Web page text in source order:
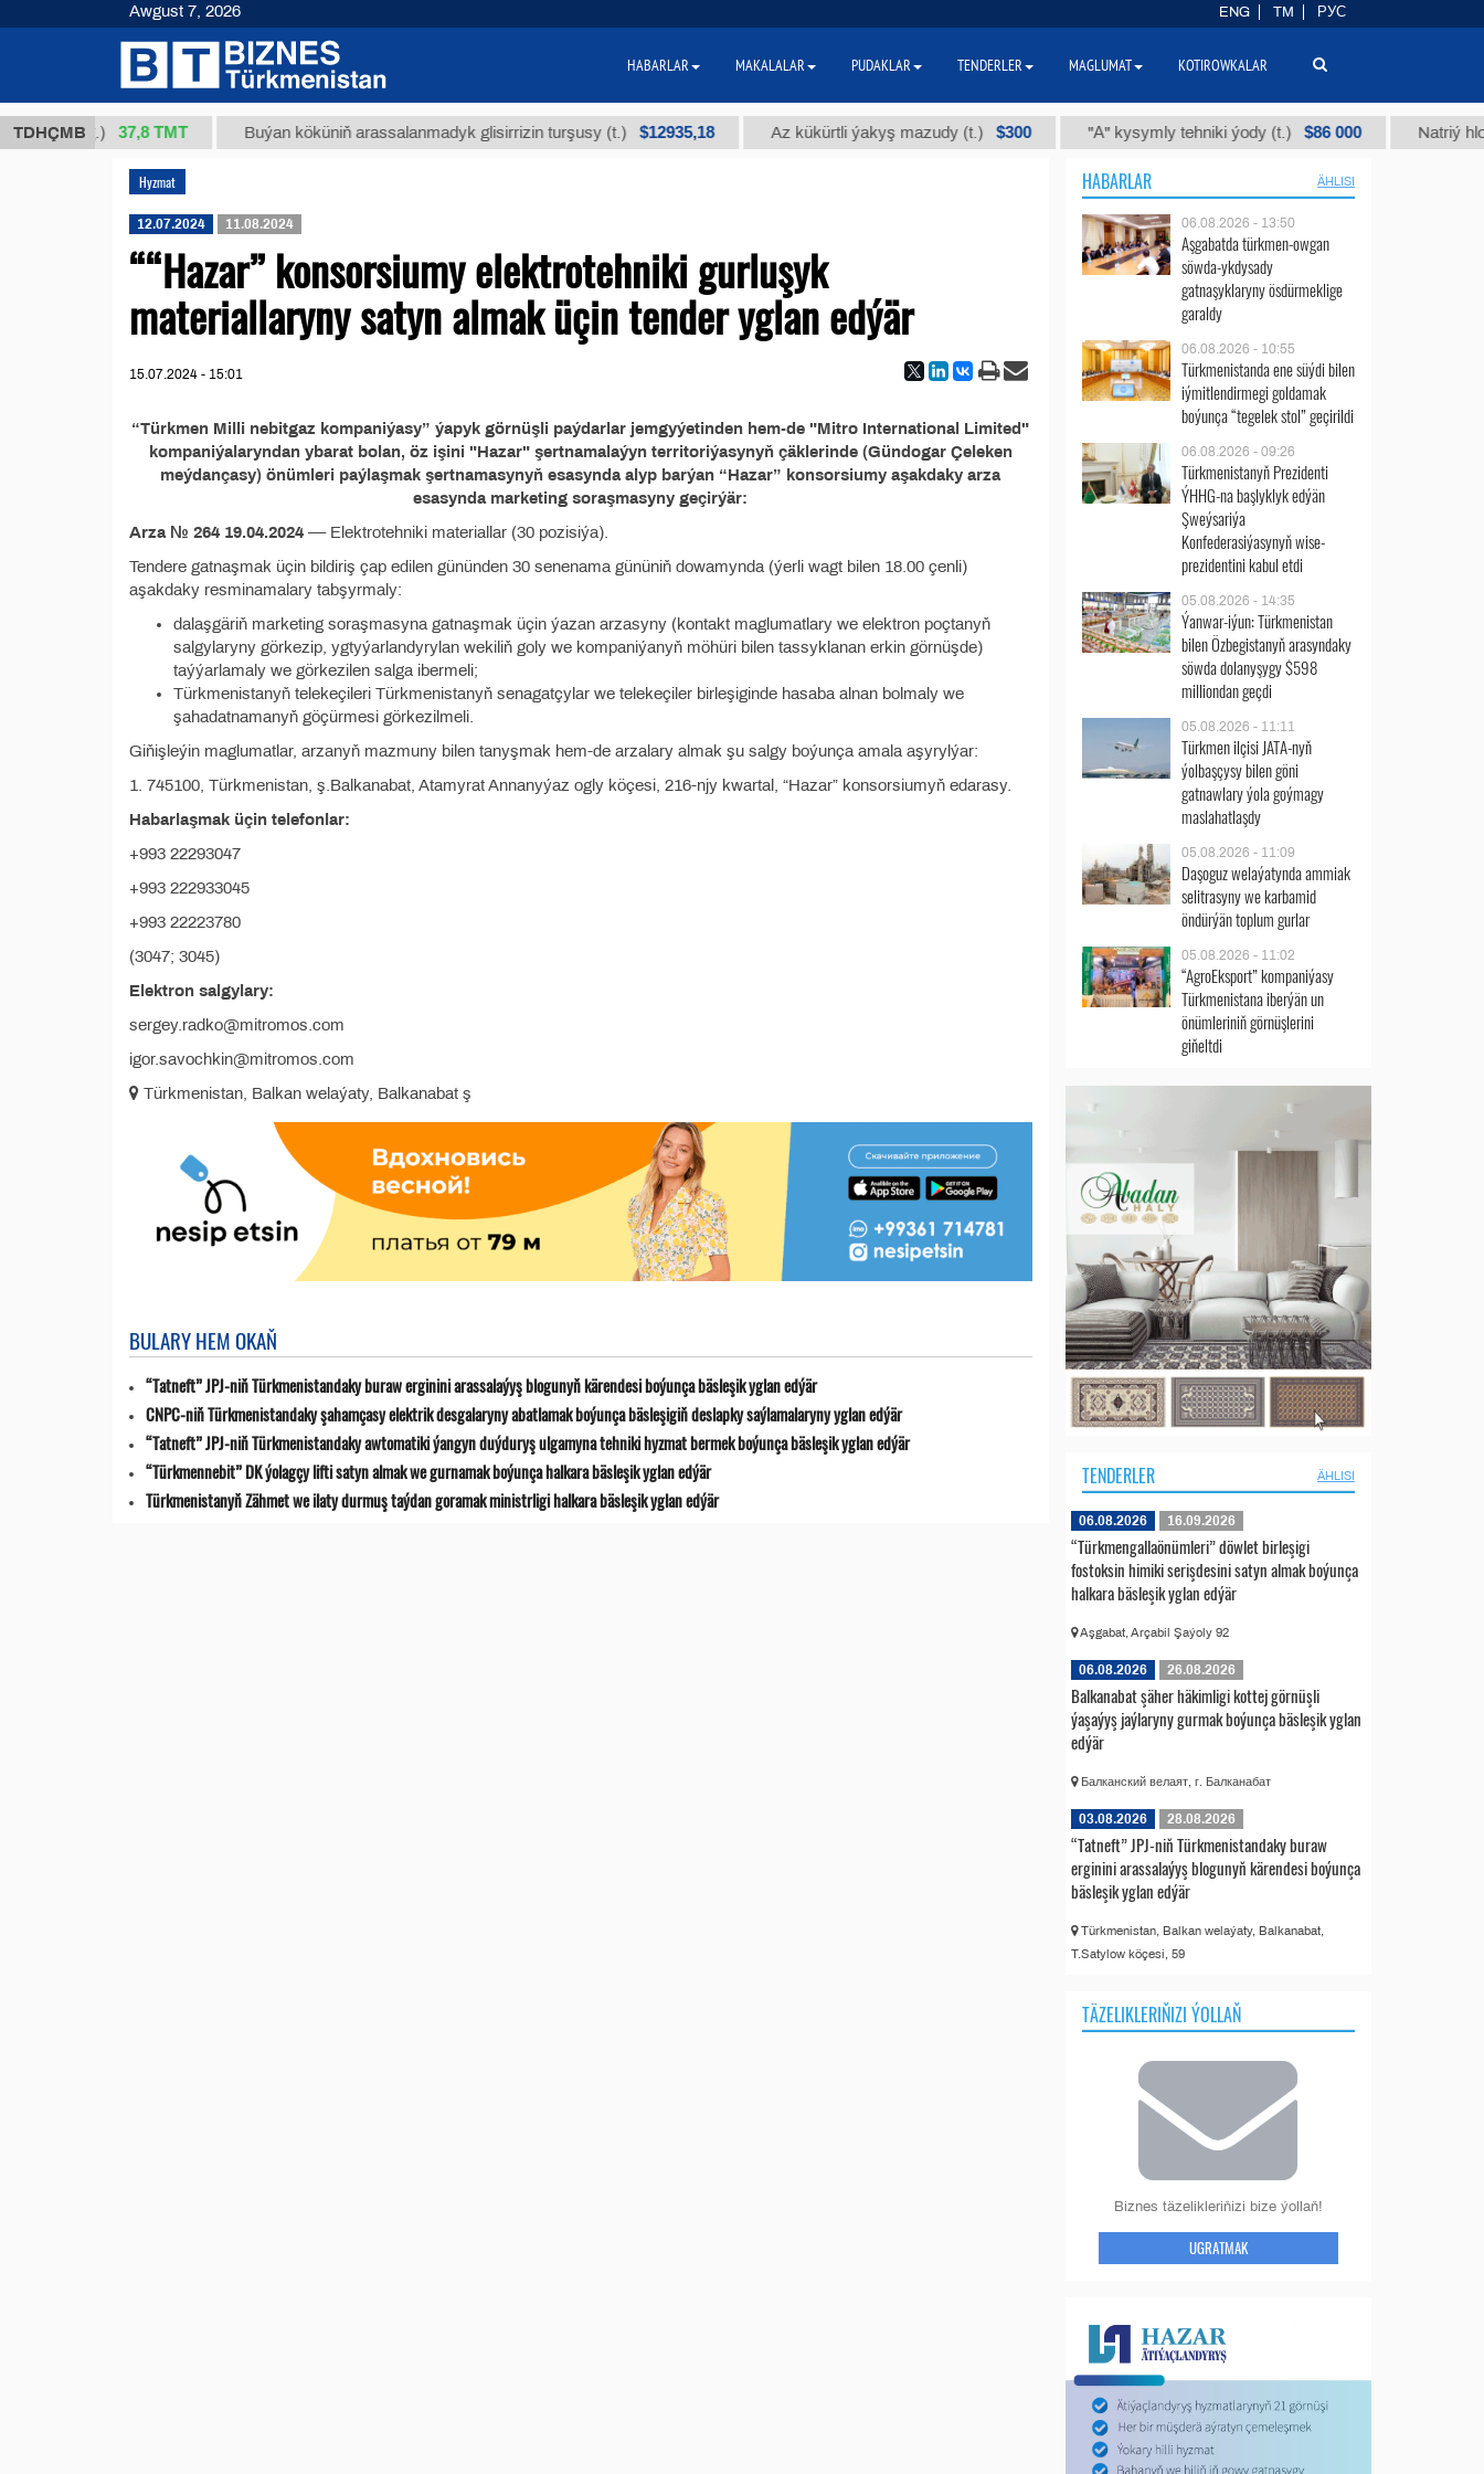
TDHÇMB
1 (kg.) 37,8 ТМТ Buýan köküniň arassalanmadyk glisirrizin turşusy (t.) $12935,18 Az kükürtli ýakyş mazudy (t.) $300 "А" kysymly tehniki ýody (t.) $86 000 Natriý hlorly
Hyzmat
12.07.2024 11.08.2024
““Hazar” konsorsiumy elektrotehniki gurluşyk
materiallaryny satyn almak üçin tender yglan edýär
15.07.2024 - 15:01
“Türkmen Milli nebitgaz kompaniýasy” ýapyk görnüşli paýdarlar jemgyýetinden hem-de "Mitro International Limited"
kompaniýalaryndan ybarat bolan, öz işini "Hazar" şertnamalaýyn territoriýasynyň çäklerinde (Gündogar Çeleken
meýdançasy) önümleri paýlaşmak şertnamasynyň esasynda alyp barýan “Hazar” konsorsiumy aşakdaky arza
esasynda marketing soraşmasyny geçirýär:
Arza № 264 19.04.2024 –– Elektrotehniki materiallar (30 pozisiýa).
Tendere gatnaşmak üçin bildiriş çap edilen gününden 30 senenama gününiň dowamynda (ýerli wagt bilen 18.00 çenli)
aşakdaky resminamalary tabşyrmaly:
dalaşgäriň marketing soraşmasyna gatnaşmak üçin ýazan arzasyny (kontakt maglumatlary we elektron poçtanyň
salgylaryny görkezip, ygtyýarlandyrylan wekiliň goly we kompaniýanyň möhüri bilen tassyklanan erkin görnüşde)
taýýarlamaly we görkezilen salga ibermeli;
Türkmenistanyň telekeçileri Türkmenistanyň senagatçylar we telekeçiler birleşiginde hasaba alnan bolmaly we
şahadatnamanyň göçürmesi görkezilmeli.
Giňişleýin maglumatlar, arzanyň mazmuny bilen tanyşmak hem-de arzalary almak şu salgy boýunça amala aşyrylýar:
1. 745100, Türkmenistan, ş.Balkanabat, Atamyrat Annanyýaz ogly köçesi, 216-njy kwartal, “Hazar” konsorsiumyň edarasy.
Habarlaşmak üçin telefonlar:
+993 22293047
+993 222933045
+993 22223780
(3047; 3045)
Elektron salgylary:
sergey.radko@mitromos.com
igor.savochkin@mitromos.com
Türkmenistan, Balkan welaýaty, Balkanabat ş
BULARY HEM OKAŇ
“Tatneft” JPJ-niň Türkmenistandaky buraw erginini arassalaýyş blogunyň kärendesi boýunça bäsleşik yglan edýär
CNPC-niň Türkmenistandaky şahamçasy elektrik desgalaryny abatlamak boýunça bäsleşigiň deslapky saýlamalaryny yglan edýär
“Tatneft” JPJ-niň Türkmenistandaky awtomatiki ýangyn duýduryş ulgamyna tehniki hyzmat bermek boýunça bäsleşik yglan edýär
“Türkmennebit” DK ýolagçy lifti satyn almak we gurnamak boýunça halkara bäsleşik yglan edýär
Türkmenistanyň Zähmet we ilaty durmuş taýdan goramak ministrligi halkara bäsleşik yglan edýär
HABARLAR ÄHLISI
06.08.2026 - 13:50
Aşgabatda türkmen-owgan
söwda-ykdysady
gatnaşyklaryny ösdürmeklige
garaldy
06.08.2026 - 10:55
Türkmenistanda ene süýdi bilen
iýmitlendirmegi goldamak
boýunça “tegelek stol” geçirildi
06.08.2026 - 09:26
Türkmenistanyň Prezidenti
ÝHHG-na başlyklyk edýän
Şweýsariýa
Konfederasiýasynyň wise-
prezidentini kabul etdi
05.08.2026 - 14:35
Ýanwar-iýun: Türkmenistan
bilen Özbegistanyň arasyndaky
söwda dolanyşygy $598
milliondan geçdi
05.08.2026 - 11:11
Türkmen ilçisi JATA-nyň
ýolbaşçysy bilen göni
gatnawlary ýola goýmagy
maslahatlaşdy
05.08.2026 - 11:09
Daşoguz welaýatynda ammiak
selitrasyny we karbamid
öndürýän toplum gurlar
05.08.2026 - 11:02
“AgroEksport” kompaniýasy
Türkmenistana iberýän un
önümleriniň görnüşlerini
giňeltdi
TENDERLER ÄHLISI
06.08.2026 16.09.2026
“Türkmengallaönümleri” döwlet birleşigi
fostoksin himiki serişdesini satyn almak boýunça
halkara bäsleşik yglan edýär
Aşgabat, Arçabil Şaýoly 92
06.08.2026 26.08.2026
Balkanabat şäher häkimligi kottej görnüşli
ýaşaýyş jaýlaryny gurmak boýunça bäsleşik yglan
edýär
Балканский велаят, г. Балканабат
03.08.2026 28.08.2026
“Tatneft” JPJ-niň Türkmenistandaky buraw
erginini arassalaýyş blogunyň kärendesi boýunça
bäsleşik yglan edýär
Türkmenistan, Balkan welaýaty, Balkanabat,
T.Satylow köçesi, 59
TÄZELIKLERIŇIZI ÝOLLAŇ
Biznes täzelikleriňizi bize ýollaň!
UGRATMAK
Awgust 7, 2026 ENG TM РУС
HABARLAR MAKALALAR PUDAKLAR TENDERLER MAGLUMAT KOTIROWKALAR